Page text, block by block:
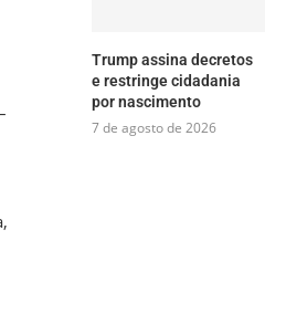
Trump assina decretos
e restringe cidadania
por nascimento
7 de agosto de 2026